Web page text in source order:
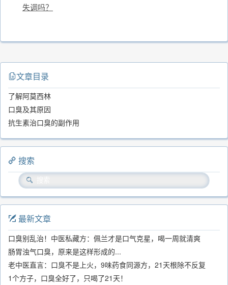
失调吗？
文章目录
了解阿莫西林
口臭及其原因
抗生素治口臭的副作用
搜索
最新文章
口臭别乱治！中医私藏方：佩兰才是口气克星，喝一周就清爽
肠胃浊气口臭，原来是这样形成的...
老中医直言：口臭不是上火，9味药食同源方，21天根除不反复
1个方子，口臭全好了，只喝了21天！